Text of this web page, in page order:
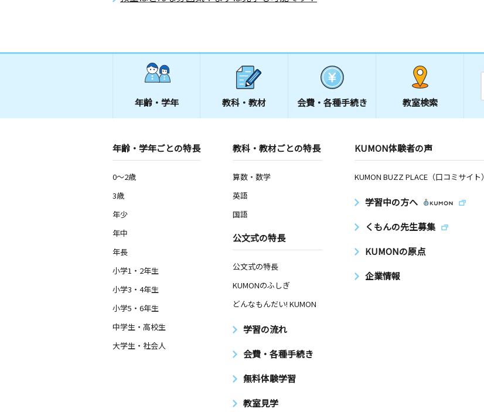
年齢・学年 教科・教材 会費・ 各種手続き 教室検索
年齢・学年ごとの特長
0～2歳
3歳
年少
年中
年長
小学1・2年生
小学3・4年生
小学5・6年生
中学生・高校生
大学生・社会人
教科・教材ごとの特長
算数・数学
英語
国語
公文式の特長
公文式の特長
KUMONのふしぎ
どんなもんだい! KUMON
学習の流れ
会費・各種手続き
無料体験学習
教室見学
KUMON体験者の声
KUMON BUZZ PLACE（口コミサイト）
学習中の方へ
くもんの先生募集
KUMONの原点
企業情報